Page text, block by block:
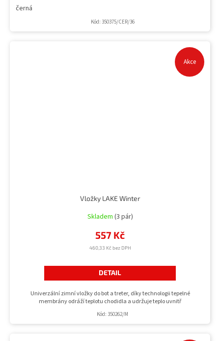
černá
Kód: 350375/CER/36
Akce
Vložky LAKE Winter
Skladem (3 pár)
460,33 Kč bez DPH
557 Kč
DETAIL
Univerzální zimní vložky do bot a treter, díky technologii tepelné
membrány odráží teplotu chodidla a udržuje teplo uvnitř
Kód: 350262/M